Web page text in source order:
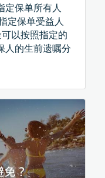
定保单所有人
定保单受益人
以按照指定的
人的生前遗嘱分